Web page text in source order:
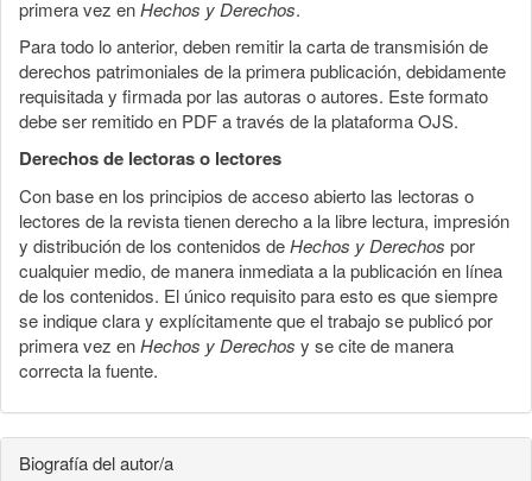
primera vez enHechos y Derechos.
Para todo lo anterior, deben remitir la carta de transmisión de
derechos patrimoniales de la primera publicación, debidamente
requisitada y firmada por las autoras o autores. Este formato
debe ser remitido en PDF a través de la plataforma OJS.
Derechos de lectoras o lectores
Con base en los principios de acceso abierto las lectoras o
lectores de la revista tienen derecho a la libre lectura, impresión
y distribución de los contenidos deHechos y Derechos por
cualquier medio, de manera inmediata a la publicación en línea
de los contenidos. El único requisito para esto es que siempre
se indique clara y explícitamente que el trabajo se publicó por
primera vez enHechos y Derechos y se cite de manera
correcta la fuente.
Biografía del autor/a